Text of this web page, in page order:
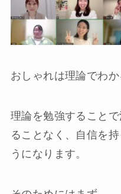
おしゃれは理論でわか
理論を勉強すること
ることなく、自信を
うになります。